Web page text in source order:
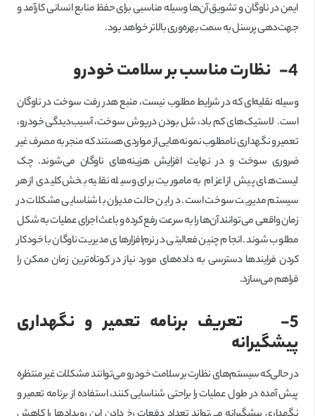
ایمن در ناوگان و تشویق آن‌ها وسیله مناسبی برای حفظ منابع انسانی کارآمد و
جهت‌دهی پرسنل به سمت بهره‌وری بالاتر خواهد بود.
4- نظارت مناسب بر سلامت خودرو
وسیله نقلیه‌ای که در شرایط مطلوب نیست، منبع هدر رفت سوخت در ناوگان
است. لاستیک‌های کم باد، شل بودن درپوش سوخت، آسیب‌دیدگی خودرو،
تعمیر و نگهداری نامطلوب نمونه‌هایی از مواردی هستند که منجر به مصرف غیر
ضروری سوخت و در نهایت افزایش هزینه‌های ناوگان می‌شوند. چک‌
لیست‌های پیش از اعزام به ماموریت برای وسیله نقلیه بخش کلیدی از هر
سیستم مدیریت سوخت است. در این حالت مدیران با شناسایی مشکلات در
زمان واقعی می‌توانند آن‌ها را به سرعت رفع کرده و باعث اجرای عملیات به شکل
مطلوب شوند. انجام چنین فعالیتی در نرم‌افزارهای مدیریت ناوگان با خودکار
کردن فرایندها دسترسی به داده‌های مورد نیاز در کوتاه‌ترین زمان ممکن را
فراهم می‌سازد.
5- تعریف برنامه‌ تعمیر و نگهداری
پیشگیرانه
در حالی‌که سیستم‌های نظارت بر سلامت خودرو می‌توانند مشکلات غیر منتظره
پیش آمده در طول عملیات را براحتی شناسایی کنند، استفاده از برنامه تعمیر و